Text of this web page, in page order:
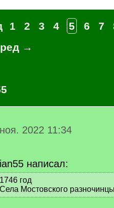
1 2 3 4 5 6 7
→
2022 11:34
написал:
[
q
]
1746 год
Села Мостовского
[